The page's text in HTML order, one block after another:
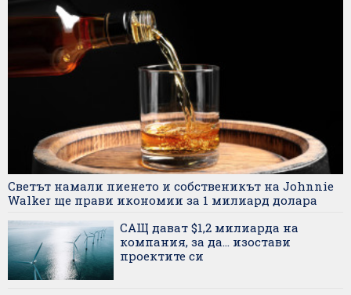
Светът намали пиенето и собственикът на Johnnie
Walker ще прави икономии за 1 милиард долара
САЩ дават $1,2 милиарда на
компания, за да... изостави
проектите си